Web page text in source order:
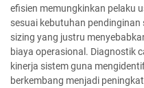
efisien memungkinkan pelaku
sesuai kebutuhan
sizing yang justru
biaya operasional. Diagnostik
kinerja sistem guna
berkembang menjadi